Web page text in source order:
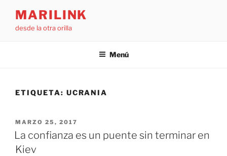
contenido
MARILINK
desde la otra orilla
Menú
ETIQUETA: UCRANIA
PUBLICADO
EL
MARZO 25, 2017
La confianza es un puente sin terminar en
Kiev